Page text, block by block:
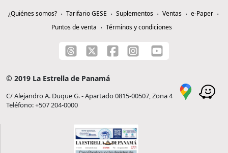
¿Quiénes somos? Tarifario GESE Suplementos Ventas
e-Paper
Puntos de venta
Términos y condiciones
© 2019 La Estrella de Panamá
C/ Alejandro A. Duque G. - Apartado 0815-00507, Zona 4
Teléfono: +507 204-0000